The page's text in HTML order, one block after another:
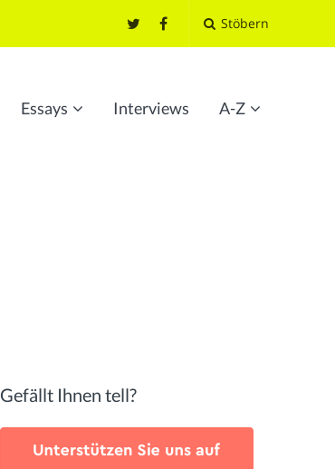
Stöbern
Essays Interviews A-Z
Gefällt Ihnen tell?